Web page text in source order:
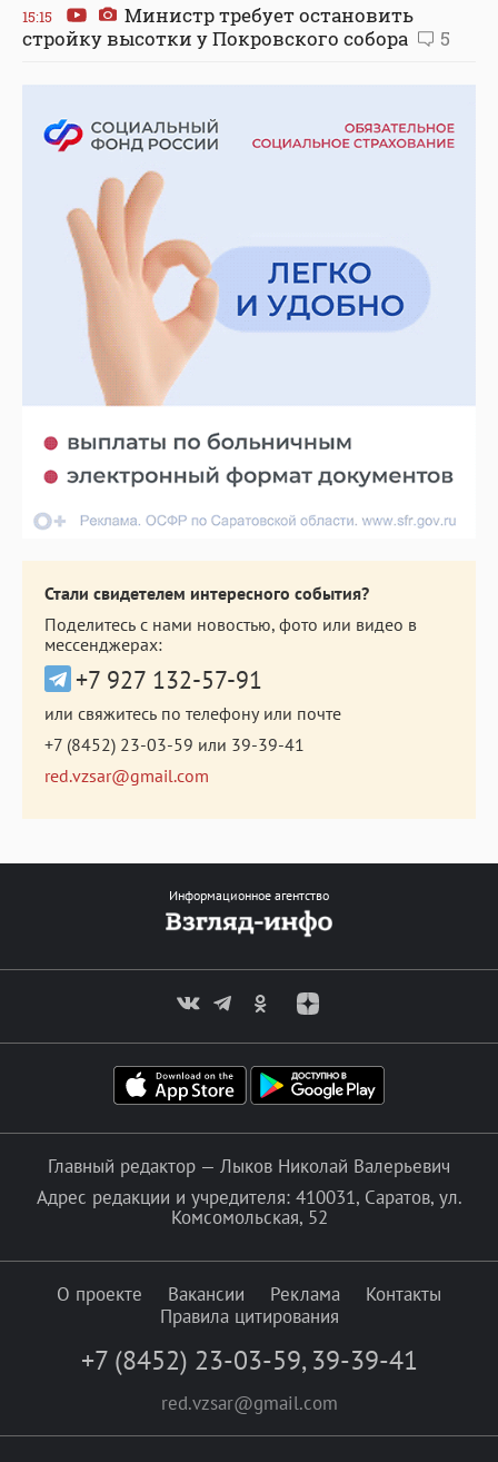
15:15
Министр требует остановить
стройку высотки у Покровского собора
5
Стали свидетелем интересного события?
Поделитесь с нами новостью, фото или видео в
мессенджерах:
+7 927 132-57-91
или свяжитесь по телефону или почте
+7 (8452) 23-03-59 или 39-39-41
red.vzsar@gmail.com
Информационное агентство
Главный редактор — Лыков Николай Валерьевич
Адрес редакции и учредителя: 410031, Саратов, ул.
Комсомольская, 52
О проекте Вакансии Реклама
Контакты
Правила цитирования
+7 (8452) 23-03-59, 39-39-41
red.vzsar@gmail.com